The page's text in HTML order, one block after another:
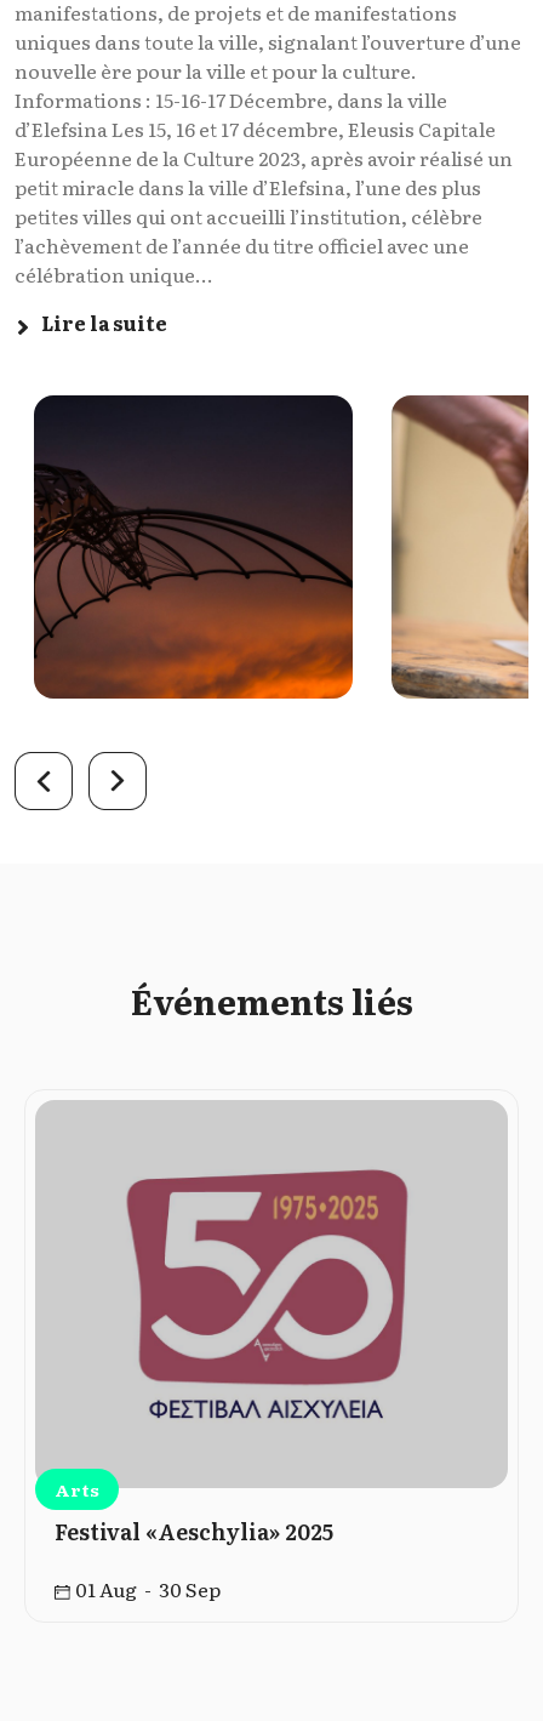
manifestations, de projets et de manifestations
uniques dans toute la ville, signalant l’ouverture d’une
nouvelle ère pour la ville et pour la culture.
Informations : 15-16-17 Décembre, dans la ville
d’Elefsina Les 15, 16 et 17 décembre, Eleusis Capitale
Européenne de la Culture 2023, après avoir réalisé un
petit miracle dans la ville d’Elefsina, l’une des plus
petites villes qui ont accueilli l’institution, célèbre
l’achèvement de l’année du titre officiel avec une
célébration unique...
Lire la suite
Événements liés
Arts
Festival «Aeschylia» 2025
01 Aug - 30 Sep